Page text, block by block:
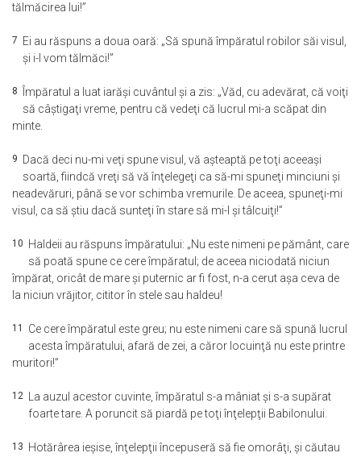
tălmăcirea lui!”
7 Ei au răspuns a doua oară: „Să spună împăratul robilor săi visul,
şi i-l vom tălmăci!”
8
Împăratul a luat iarăşi cuvântul şi a zis: „Văd, cu adevărat, că voiţi
să câştigaţi vreme, pentru că vedeţi că lucrul mi-a scăpat din
minte.
9 Dacă deci nu-mi veţi spune visul, vă aşteaptă pe toţi aceeaşi
soartă, fiindcă vreţi să vă înţelegeţi ca să-mi spuneţi minciuni şi
neadevăruri, până se vor schimba vremurile. De aceea, spuneţi-mi
visul, ca să ştiu dacă sunteţi în stare să mi-l şi tâlcuiţi!”
10 Haldeii au răspuns împăratului: „Nu este nimeni pe pământ, care
să poată spune ce cere împăratul; de aceea niciodată niciun
împărat, oricât de mare şi puternic ar fi fost, n-a cerut aşa ceva de
la niciun vrăjitor, cititor în stele sau haldeu!
11 Ce cere împăratul este greu; nu este nimeni care să spună lucrul
acesta împăratului, afară de zei, a căror locuinţă nu este printre
muritori!”
12
La auzul acestor cuvinte, împăratul s-a mâniat şi s-a supărat
foarte tare. A poruncit să piardă pe toţi înţelepţii Babilonului.
13 Hotărârea ieşise, înţelepţii începuseră să fie omorâţi, şi căutau